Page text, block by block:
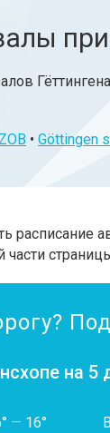
• Göttingen
расписание
части
на 5
— 16°